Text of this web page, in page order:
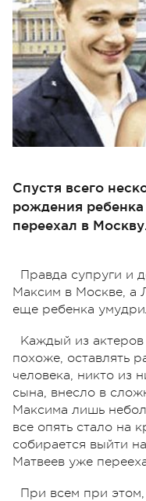
Спустя всего
рождения
переехал в
Правда супруги и
Максим в Москве, а
еще ребенка
Каждый из актеров
похоже, оставлять
человека, никто из
сына, внесло в
Максима лишь
все опять стало на
собирается выйти
Матвеев уже
При всем при